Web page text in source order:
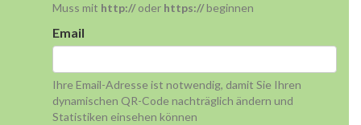
Muss mit http://oder https://beginnen
Email
Ihre Email-Adresse ist notwendig, damit Sie Ihren
dynamischen QR-Code nachträglich ändern und
Statistiken einsehen können